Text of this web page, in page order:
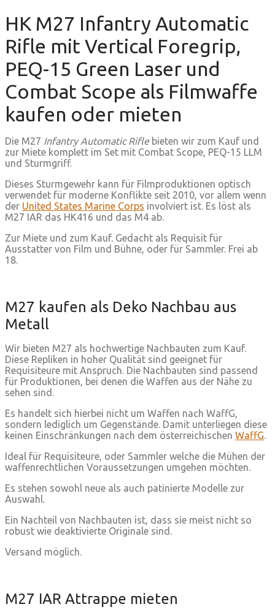
HK M27 Infantry Automatic
Rifle mit Vertical Foregrip,
PEQ-15 Green Laser und
Combat Scope als Filmwaffe
kaufen oder mieten
Die M27 Infantry Automatic Riflebieten wir zum Kauf und
zur Miete komplett im Set mit Combat Scope, PEQ-15 LLM
und Sturmgriff.
Dieses Sturmgewehr kann für Filmproduktionen optisch
verwendet für moderne Konflikte seit 2010, vor allem wenn
der United States Marine Corps involviert ist. Es löst als
M27 IAR das HK416 und das M4 ab.
Zur Miete und zum Kauf. Gedacht als Requisit für
Ausstatter von Film und Bühne, oder für Sammler. Frei ab
18.
M27 kaufen als Deko Nachbau aus
Metall
Wir bieten M27 als hochwertige Nachbauten zum Kauf.
Diese Repliken in hoher Qualität sind geeignet für
Requisiteure mit Anspruch. Die Nachbauten sind passend
für Produktionen, bei denen die Waffen aus der Nähe zu
sehen sind.
Es handelt sich hierbei nicht um Waffen nach WaffG,
sondern lediglich um Gegenstände. Damit unterliegen diese
keinen Einschränkungen nach dem österreichischen WaffG.
Ideal für Requisiteure, oder Sammler welche die Mühen der
waffenrechtlichen Voraussetzungen umgehen möchten.
Es stehen sowohl neue als auch patinierte Modelle zur
Auswahl.
Ein Nachteil von Nachbauten ist, dass sie meist nicht so
robust wie deaktivierte Originale sind.
Versand möglich.
M27 IAR Attrappe mieten